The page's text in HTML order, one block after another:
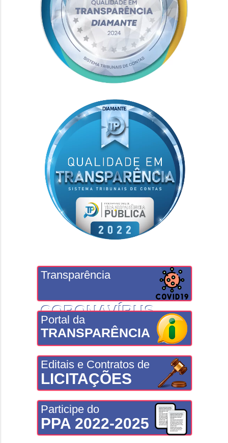
Transparência
CORONAVÍRUS
Portal da
TRANSPARÊNCIA
Editais e Contratos de
LICITAÇÕES
Participe do
PPA 2022-2025